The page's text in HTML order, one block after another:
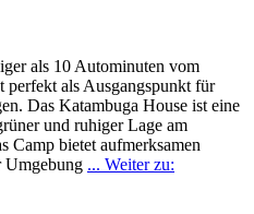
als 10 Autominuten vom
perfekt als Ausgangspunkt für
Das Katambuga House ist eine
und ruhiger Lage am
Camp bietet aufmerksamen
Umgebung ... Weiter zu: